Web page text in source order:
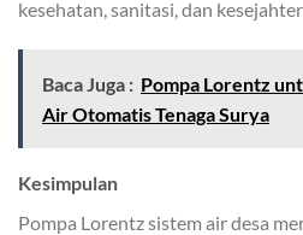
kesehatan, sanitasi, dan
Baca Juga : Pompa Lorentz
Air Otomatis Tenaga Surya
Kesimpulan
Pompa Lorentz sistem air desa